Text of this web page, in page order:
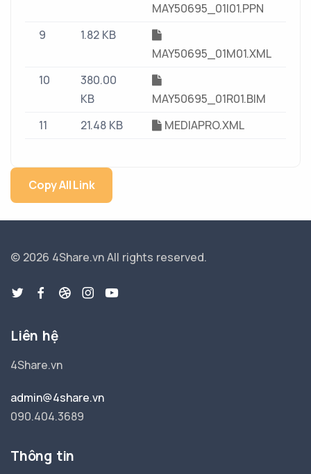
MAY50695_01I01.PPN
9
1.82 KB
MAY50695_01M01.XML
10
380.00
KB
MAY50695_01R01.BIM
11
21.48 KB MEDIAPRO.XML
Copy All Link
© 2026 4Share.vnAll rights reserved.
Liên hệ
4Share.vn
admin@4share.vn
090.404.3689
Thông tin